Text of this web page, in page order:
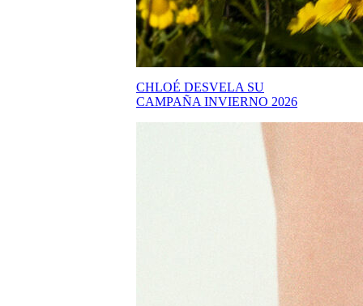
CHLOÉ DESVELA SU
CAMPAÑA INVIERNO 2026